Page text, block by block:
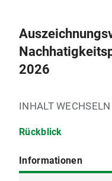
2026
INHALT WECHSELN
Informationen
Rückblick